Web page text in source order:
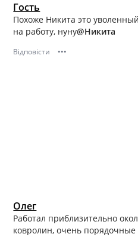
Гость
Похоже Никита это
на работу, нуну@Никита
Відповісти •••
Олег
Работал приблизительно
ковролин, очень